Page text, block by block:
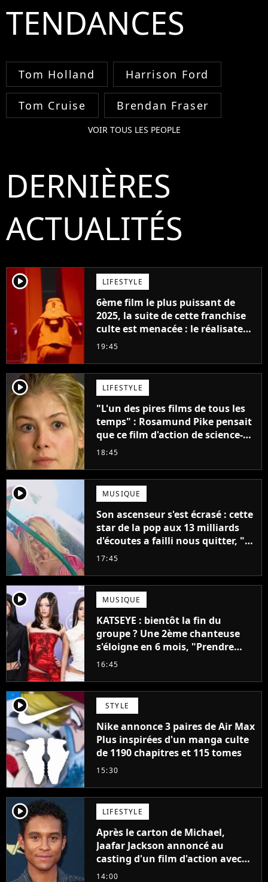
TENDANCES
Tom Holland Harrison Ford
Tom Cruise Brendan Fraser
VOIR TOUS LES PEOPLE
DERNIÈRES
ACTUALITÉS
player2 LIFESTYLE
6ème film le plus puissant de
2025, la suite de cette franchise
culte est menacée : le réalisateur
claque la porte pour "différends
19:45
player2 LIFESTYLE
"L'un des pires films de tous les
temps" : Rosamund Pike pensait
que ce film d'action de science-
fiction avec Dwayne Johnson
18:45
player2 MUSIQUE
Son ascenseur s'est écrasé : cette
star de la pop aux 13 milliards
d'écoutes a failli nous quitter, "Je
pensais ne plus jamais chanter"
17:45
player2 MUSIQUE
KATSEYE : bientôt la fin du
groupe ? Une 2ème chanteuse
s'éloigne en 6 mois, "Prendre
cette décision n’a pas été facile"
16:45
player2 STYLE
Nike annonce 3 paires de Air Max
Plus inspirées d'un manga culte
de 1190 chapitres et 115 tomes
15:30
player2 LIFESTYLE
Après le carton de Michael,
Jaafar Jackson annoncé au
casting d'un film d'action avec
Will Smith
14:00